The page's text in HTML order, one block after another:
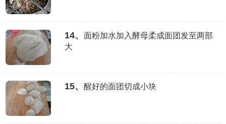
14、
面粉加水加入酵母柔成面团发至两部
大
15、 醒好的面团切成小块